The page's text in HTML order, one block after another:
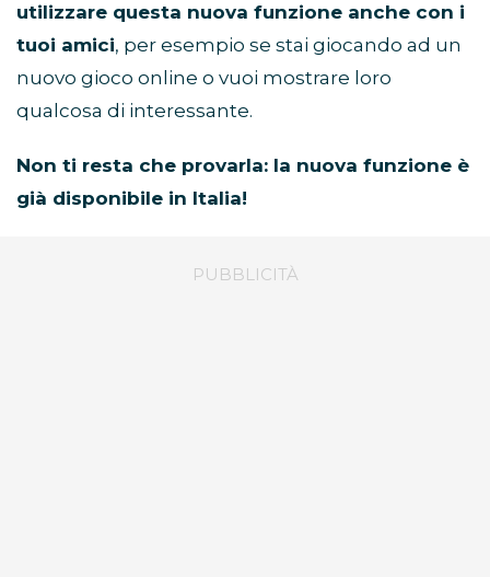
utilizzare questa nuova funzione anche con i
tuoi amici, per esempio se stai giocando ad un
nuovo gioco online o vuoi mostrare loro
qualcosa di interessante.
Non ti resta che provarla: la nuova funzione è
già disponibile in Italia!